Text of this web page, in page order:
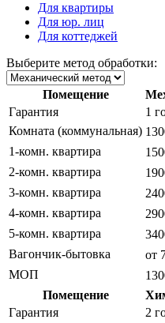
Для квартиры
Для юр. лиц
Для коттеджей
Выберите метод обработки:
Помещение
Гарантия
1
Комната (коммунальная)
1-комн. квартира
2-комн. квартира
3-комн. квартира
4-комн. квартира
5-комн. квартира
Вагончик-бытовка
от
МОП
Помещение
Гарантия
2